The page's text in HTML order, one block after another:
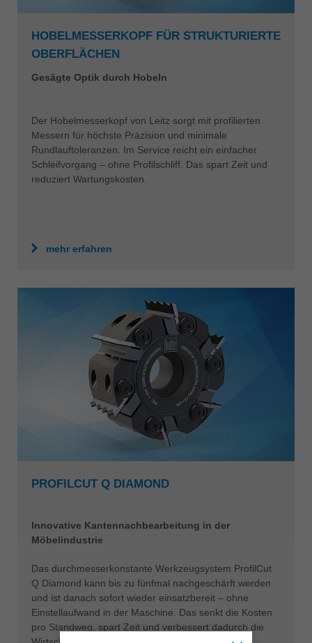
HOBELMESSERKOPF FÜR STRUKTURIERTE
OBERFLÄCHEN
Gesägte Optik durch Hobeln
Der Hobelmesserkopf von Leitz sorgt mit profilierten
Messern für höchste Präzision und minimale
Rundlauftoleranzen. Im Service reicht ein einfacher
Schleifvorgang – ohne Profilschliff. Das spart Zeit und
reduziert Wartungskosten.
mehr erfahren
PROFILCUT Q DIAMOND
Innovative Kantennachbearbeitung in der
Möbelindustrie
Das durchmesserkonstante Werkzeugsystem ProfilCut
Q Diamond kann bis zu fünfmal nachgeschärft werden
und ist danach sofort wieder einsatzbereit – ohne
Einstellaufwand in der Maschine. Das senkt die Kosten
pro Standweg, spart Zeit und verbessert dadurch die